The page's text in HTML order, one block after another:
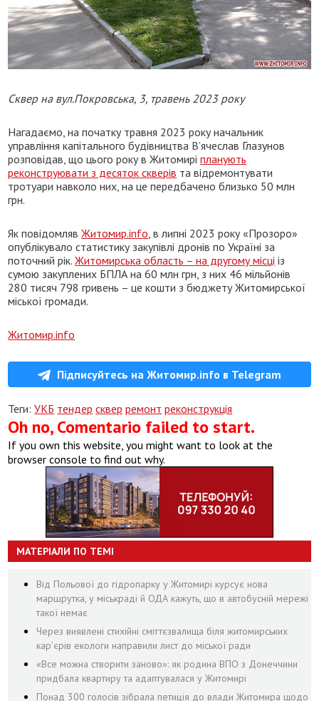
Сквер на вул.Покровська, 3, травень 2023 року
Нагадаємо, на початку травня 2023 року начальник
управління капітального будівництва В’ячеслав Глазунов
розповідав, що цього року в Житомиріпланують
реконструювати з десяток скверів та відремонтувати
тротуари навколо них, на це передбачено близько 50 млн
грн.
Як повідомлявЖитомир.info , в липні 2023 року «Прозоро»
опублікувало статистику закупівлі дронів по Україні за
поточний рік.Житомирська область – на другому місці із
сумою закуплених БПЛА на 60 млн грн, з них 46 мільйонів
280 тисяч 798 гривень – це кошти з бюджету Житомирської
міської громади.
Житомир.info
Підписуйтесь на Житомир.info в Telegram
Теги:УКБ тендер сквер ремонт реконструкція
Oh no, Comentario failed to start.
If you own this website, you might want to look at the
browser console to find out why.
МАТЕРІАЛИ ПО ТЕМІ
Від Польової до гідропарку у Житомирі курсує нова
маршрутка, у міськраді й ОДА кажуть, що в автобусній мережі
такої немає
Через виявлені стихійні сміттєзвалища біля житомирських
кар’єрів екологи направили лист до міської ради
«Все можна створити заново»: як родина ВПО з Донеччини
придбала квартиру та адаптувалася у Житомирі
Понад 300 голосів зібрала петиція до влади Житомира щодо